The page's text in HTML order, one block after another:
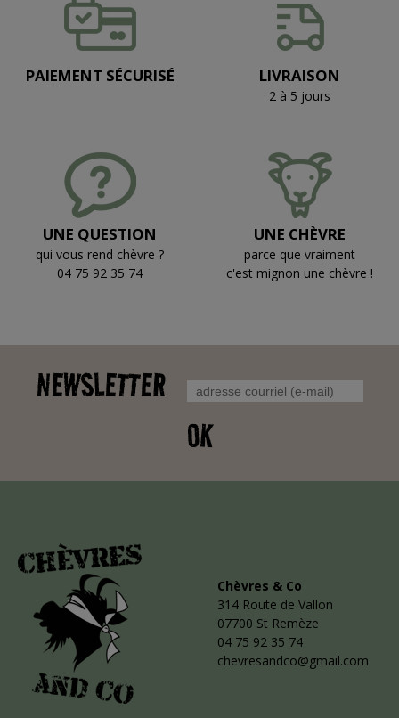
PAIEMENT SÉCURISÉ LIVRAISON
2 à 5 jours
UNE QUESTION
qui vous rend chèvre ?
04 75 92 35 74
UNE CHÈVRE
parce que vraiment
c'est mignon une chèvre !
NEWSLETTER
OK
Chèvres & Co
314 Route de Vallon
07700 St Remèze
04 75 92 35 74
chevresandco@gmail.com